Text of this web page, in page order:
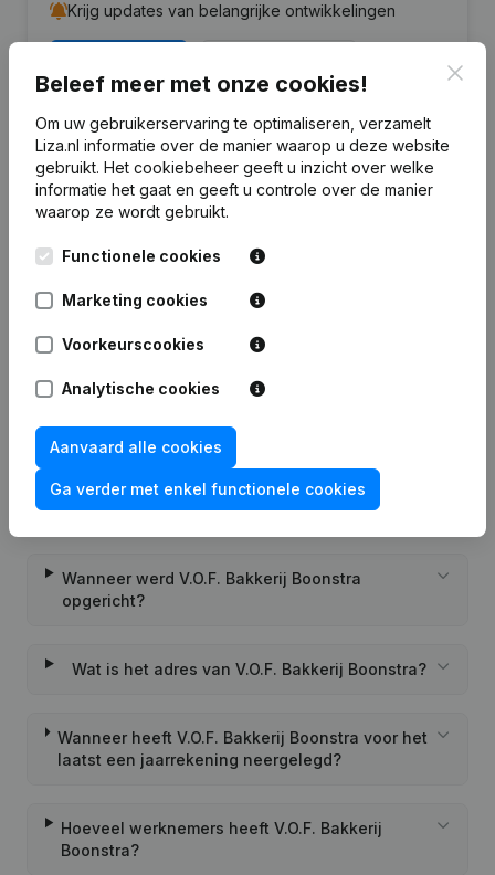
Krijg updates van belangrijke ontwikkelingen
Veelgestelde vragen
Wat is het KVK-nummer van V.O.F. Bakkerij
Wat is het btw-nummer van V.O.F. Bakkerij
Wat is het PEPPOL ID van V.O.F. Bakkerij
Boonstra?
Wanneer werd V.O.F. Bakkerij Boonstra
opgericht?
Wat is het adres van V.O.F. Bakkerij Boonstra?
Wanneer heeft V.O.F. Bakkerij Boonstra voor het
laatst een jaarrekening neergelegd?
Hoeveel werknemers heeft V.O.F. Bakkerij
Boonstra?
Beleef meer met onze cookies!
Om uw gebruikerservaring te optimaliseren, verzamelt
Liza.nl informatie over de manier waarop u deze website
gebruikt. Het cookiebeheer geeft u inzicht over welke
informatie het gaat en geeft u controle over de manier
waarop ze wordt gebruikt.
Functionele cookies
Marketing cookies
Voorkeurscookies
Analytische cookies
Aanvaard alle cookies
Ga verder met enkel functionele cookies